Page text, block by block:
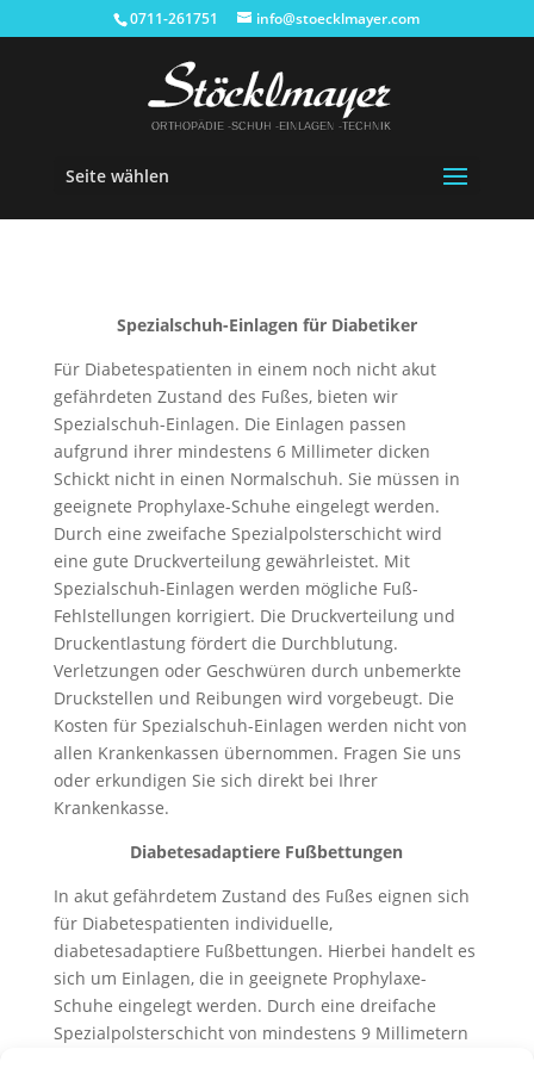
0711-261751 info@stoecklmayer.com
Seite wählen
Spezialschuh-Einlagen für Diabetiker
Für Diabetespatienten in einem noch nicht akut
gefährdeten Zustand des Fußes, bieten wir
Spezialschuh-Einlagen. Die Einlagen passen
aufgrund ihrer mindestens 6 Millimeter dicken
Schickt nicht in einen Normalschuh. Sie müssen in
geeignete Prophylaxe-Schuhe eingelegt werden.
Durch eine zweifache Spezialpolsterschicht wird
eine gute Druckverteilung gewährleistet. Mit
Spezialschuh-Einlagen werden mögliche Fuß-
Fehlstellungen korrigiert. Die Druckverteilung und
Druckentlastung fördert die Durchblutung.
Verletzungen oder Geschwüren durch unbemerkte
Druckstellen und Reibungen wird vorgebeugt. Die
Kosten für Spezialschuh-Einlagen werden nicht von
allen Krankenkassen übernommen. Fragen Sie uns
oder erkundigen Sie sich direkt bei Ihrer
Krankenkasse.
Diabetesadaptiere Fußbettungen
In akut gefährdetem Zustand des Fußes eignen sich
für Diabetespatienten individuelle,
diabetesadaptiere Fußbettungen. Hierbei handelt es
sich um Einlagen, die in geeignete Prophylaxe-
Schuhe eingelegt werden. Durch eine dreifache
Spezialpolsterschicht von mindestens 9 Millimetern